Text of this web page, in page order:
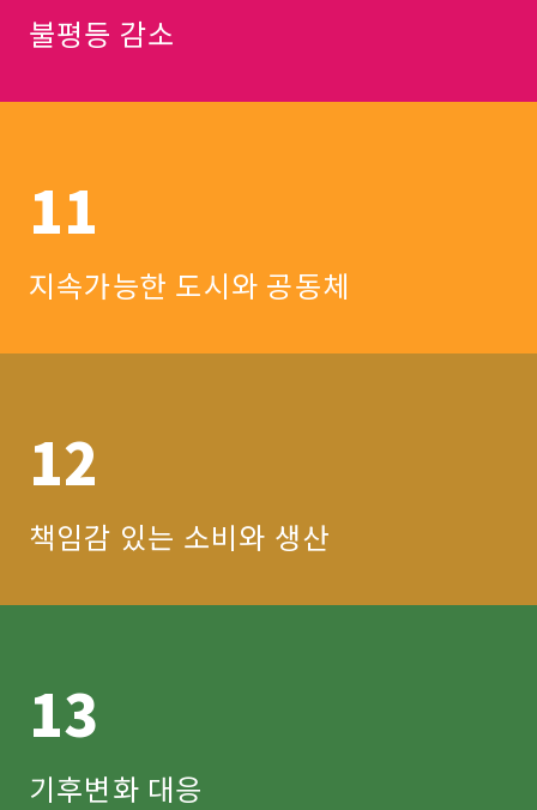
불평등 감소
11
지속가능한 도시와 공동체
12
책임감 있는 소비와 생산
13
기후변화 대응